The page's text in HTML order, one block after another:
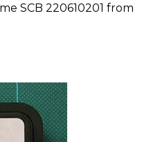
SCB 220610201 from